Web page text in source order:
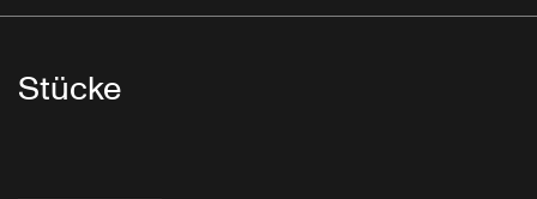
Stücke